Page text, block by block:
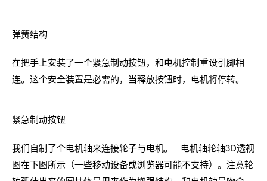
弹簧结构
在把手上安装了一个紧急制动按钮，和电机控制重设引脚相
连。这个安全装置是必需的，当释放按钮时，电机将停转。
紧急制动按钮
我们自制了个电机轴来连接轮子与电机。 电机轴轮轴3D透视
图在下图所示（一些移动设备或浏览器可能不支持）。注意轮